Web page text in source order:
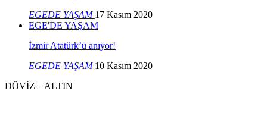
EGEDE YAŞAM 17 Kasım 2020
EGE'DE YAŞAM
İzmir Atatürk’ü anıyor!
EGEDE YAŞAM 10 Kasım 2020
DÖVİZ – ALTIN